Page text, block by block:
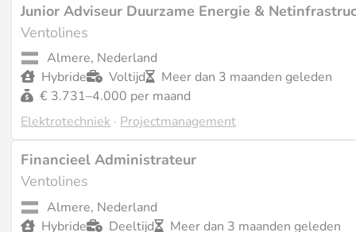
Junior Adviseur Duurzame Energie &
Ventolines
Almere, Nederland
Hybride
Voltijd
Meer dan 3 maanden geleden
€ 3.731–4.000 per maand
Elektrotechniek · Projectmanagement
Financieel Administrateur
Ventolines
Almere, Nederland
Hybride
Deeltijd Meer dan 3 maanden geleden